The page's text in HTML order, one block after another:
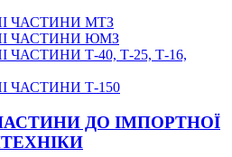
ЧАСТИНИ МТЗ
ЧАСТИНИ ЮМЗ
ЧАСТИНИ Т-40, Т-25, Т-16,
ЧАСТИНИ Т-150
ДО ІМПОРТНОЇ